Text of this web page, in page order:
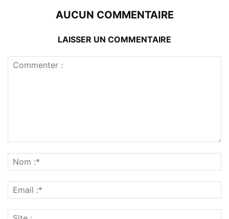
AUCUN COMMENTAIRE
LAISSER UN COMMENTAIRE